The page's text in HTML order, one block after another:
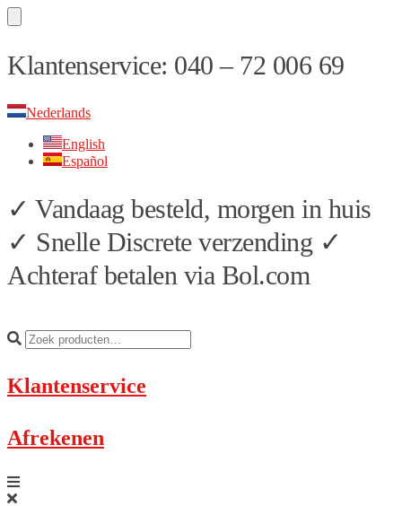
Skip
to
Skip
to
Klantenservice: 040 – 72 006 69
Nederlands
English
Español
✓ Vandaag besteld, morgen in huis
✓ Snelle Discrete verzending ✓
Achteraf betalen via Bol.com
Klantenservice
Afrekenen